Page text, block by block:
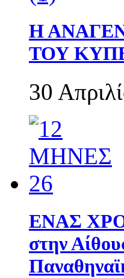
Η
ΤΟΥ
30
ΕΝΑΣ
στην